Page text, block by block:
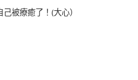
被療癒了！(大心）